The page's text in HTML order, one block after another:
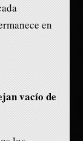
en
vacío de